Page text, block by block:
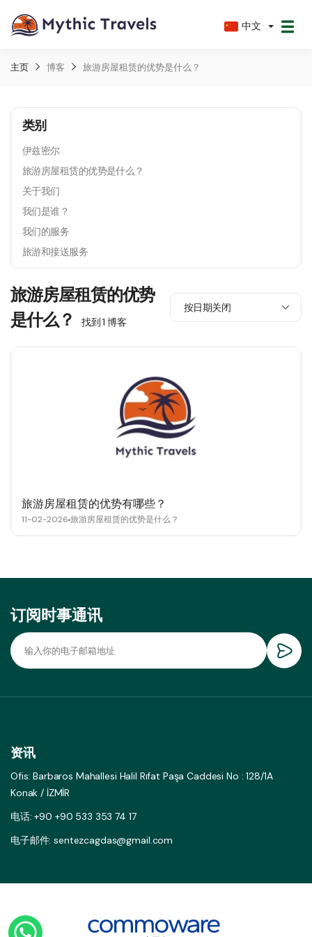
中文
主页 博客 旅游房屋租赁的优势是什么？
类别
伊兹密尔
旅游房屋租赁的优势是什么？
关于我们
我们是谁？
我们的服务
旅游和接送服务
旅游房屋租赁的优势
是什么？
找到 1 博客
旅游房屋租赁的优势有哪些？
11-02-2026 旅游房屋租赁的优势是什么？
订阅时事通讯
资讯
Ofis: Barbaros Mahallesi Halil Rıfat Paşa Caddesi No : 128/1A
Konak / İZMİR
电话: +90 +90 533 353 74 17
电子邮件: sentezcagdas@gmail.com